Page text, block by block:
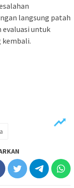
langsung patah
evaluasi untuk
kembali.